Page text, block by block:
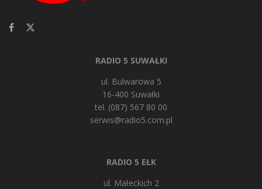
RADIO 5 SUWAŁKI
ul. Bulwarowa 5
16-400 Suwałki
tel. (087) 567 80 00
serwis@radio5.com.pl
RADIO 5 EŁK
ul. Małeckich 2